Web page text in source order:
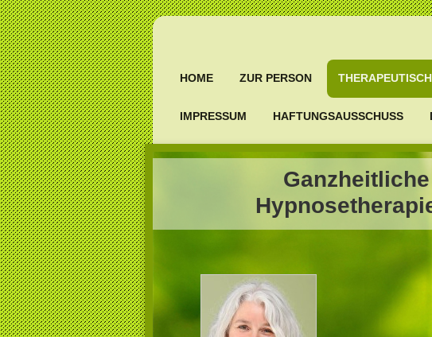
HOME ZUR PERSON
IMPRESSUM HAFTUNGSAUSSCHUSS